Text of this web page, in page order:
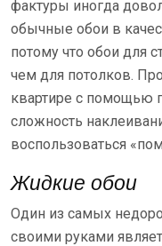
фактуры иногда
обычные обои в
потому что обои для
чем для потолков.
квартире с помощью
сложность
воспользоваться
Жидкие обои
Один из самых
своими руками